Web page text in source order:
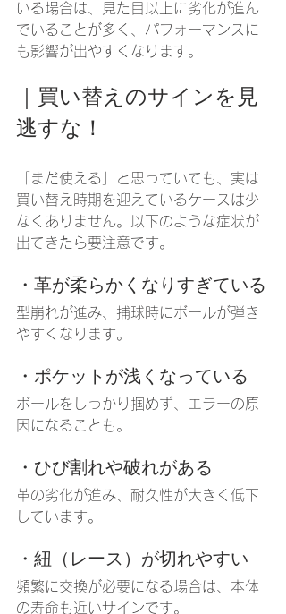
いる場合は、見た目以上に劣化が進ん
でいることが多く、パフォーマンスに
も影響が出やすくなります。
｜買い替えのサインを見
逃すな！
「まだ使える」と思っていても、実は
買い替え時期を迎えているケースは少
なくありません。以下のような症状が
出てきたら要注意です。
・革が柔らかくなりすぎている
型崩れが進み、捕球時にボールが弾き
やすくなります。
・ポケットが浅くなっている
ボールをしっかり掴めず、エラーの原
因になることも。
・ひび割れや破れがある
革の劣化が進み、耐久性が大きく低下
しています。
・紐（レース）が切れやすい
頻繁に交換が必要になる場合は、本体
の寿命も近いサインです。